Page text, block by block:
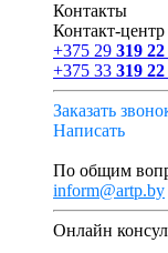
Контакты
Контакт-центр
+375 29 319 22
+375 33 319 22
Заказать
Написать
По общим
inform@artp.by
Онлайн